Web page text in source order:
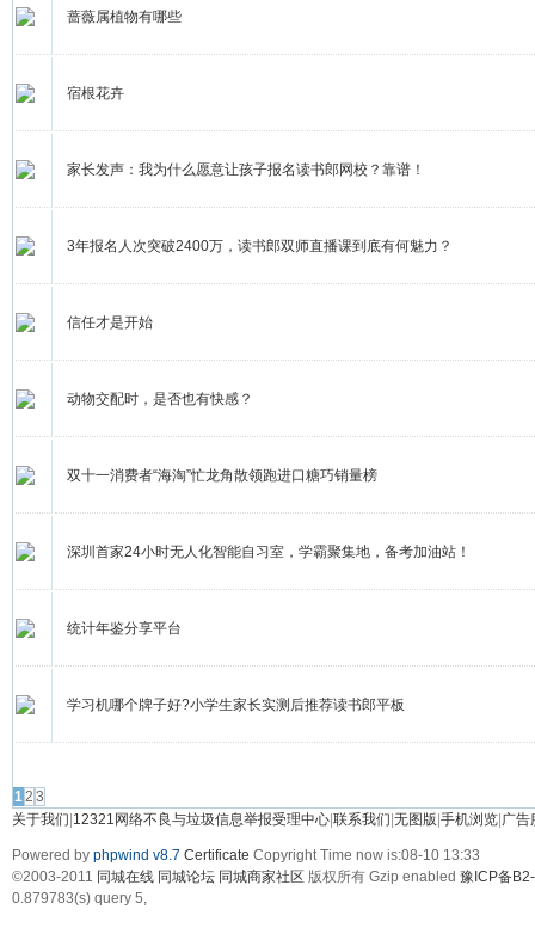
蔷薇属植物有哪些
宿根花卉
家长发声：我为什么愿意让孩子报名读书郎网校？靠谱！
3年报名人次突破2400万，读书郎双师直播课到底有何魅力？
信任才是开始
动物交配时，是否也有快感？
双十一消费者“海淘”忙龙角散领跑进口糖巧销量榜
深圳首家24小时无人化智能自习室，学霸聚集地，备考加油站！
统计年鉴分享平台
学习机哪个牌子好?小学生家长实测后推荐读书郎平板
12 3
关于我们|12321网络不良与垃圾信息举报受理中心|联系我们|无图版|手机浏览|广告
Powered by phpwind v8.7 Certificate Copyright Time now is:08-10 13:33
©2003-2011 同城在线 同城论坛 同城商家社区 版权所有 Gzip enabled 豫ICP备
0.879783(s) query 5,